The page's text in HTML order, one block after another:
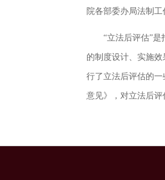
院各部委办局法制
“立法后评估”
的制度设计、实施
行了立法后评估的
意见》，对立法后